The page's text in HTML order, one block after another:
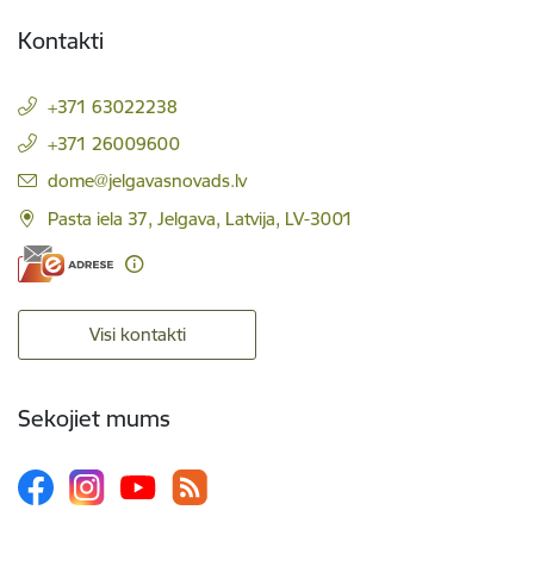
Kontakti
+371 63022238
+371 26009600
E-pasts:
dome@jelgavasnovads.lv
Pasta iela 37, Jelgava, Latvija, LV-3001
Visi kontakti
Sekojiet mums